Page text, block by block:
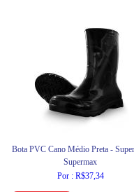
Bota PVC Cano Médio Preta -
Supermax
Por : R$37,34